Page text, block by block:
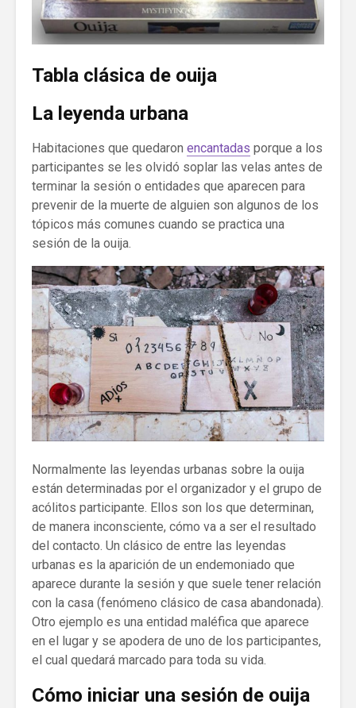
Tabla clásica de ouija
La leyenda urbana
Habitaciones que quedaron encantadas porque a los
participantes se les olvidó soplar las velas antes de
terminar la sesión o entidades que aparecen para
prevenir de la muerte de alguien son algunos de los
tópicos más comunes cuando se practica una
sesión de la ouija.
Normalmente las leyendas urbanas sobre la ouija
están determinadas por el organizador y el grupo de
acólitos participante. Ellos son los que determinan,
de manera inconsciente, cómo va a ser el resultado
del contacto. Un clásico de entre las leyendas
urbanas es la aparición de un endemoniado que
aparece durante la sesión y que suele tener relación
con la casa (fenómeno clásico de casa abandonada).
Otro ejemplo es una entidad maléfica que aparece
en el lugar y se apodera de uno de los participantes,
el cual quedará marcado para toda su vida.
Cómo iniciar una sesión de ouija